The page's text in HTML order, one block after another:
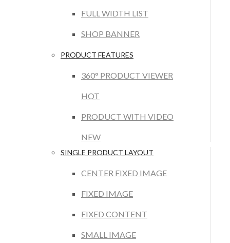
FULL WIDTH LIST
SHOP BANNER
PRODUCT FEATURES
360° PRODUCT VIEWER
HOT
PRODUCT WITH VIDEO
NEW
SINGLE PRODUCT LAYOUT
CENTER FIXED IMAGE
FIXED IMAGE
FIXED CONTENT
SMALL IMAGE